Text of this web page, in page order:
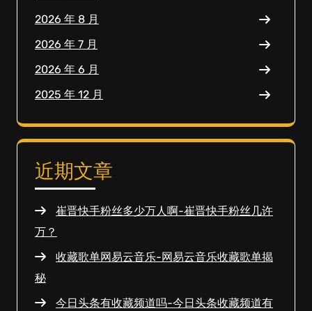
2026 年 8 月
2026 年 7 月
2026 年 6 月
2025 年 12 月
近期文章
崔晋快手粉丝多少万人啊-崔晋快手粉丝几许
万？
收藏歌单网易云音乐-网易云音乐收藏歌单揭
秘
今日头条有收藏频道吗-今日头条收藏频道有